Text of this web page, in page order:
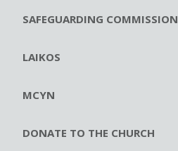
SAFEGUARDING COMMISSION
LAIKOS
MCYN
DONATE TO THE CHURCH